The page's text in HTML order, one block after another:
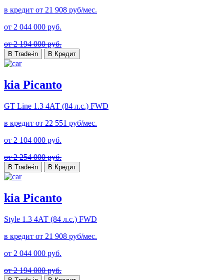
в кредит от 21 908 руб/мес.
от 2 044 000 руб.
от 2 194 000 руб.
В Trade-in В Кредит
kia Picanto
GT Line 1.3 4АТ (84 л.с.) FWD
в кредит от 22 551 руб/мес.
от 2 104 000 руб.
от 2 254 000 руб.
В Trade-in В Кредит
kia Picanto
Style 1.3 4АТ (84 л.с.) FWD
в кредит от 21 908 руб/мес.
от 2 044 000 руб.
от 2 194 000 руб.